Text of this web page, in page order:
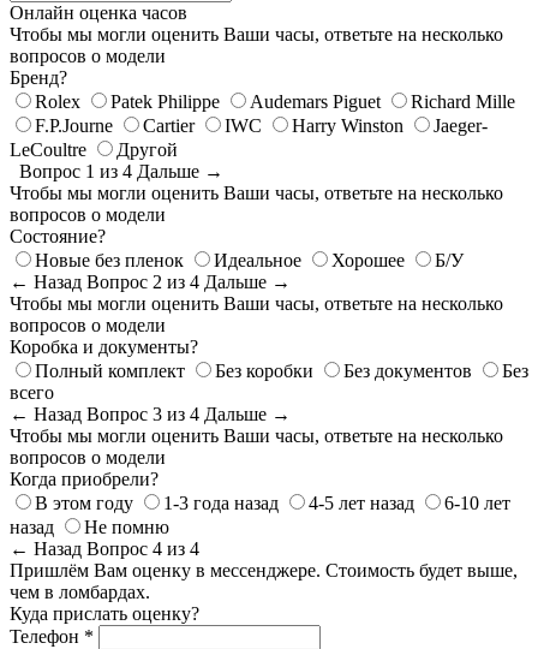
Онлайн оценка часов
Чтобы мы могли оценить Ваши часы, ответьте на несколько
вопросов о модели
Бренд?
Rolex
Patek Philippe Audemars Piguet
Richard Mille
F.P.Journe
Cartier IWC Harry Winston
Jaeger-
LeCoultre
Другой
Вопрос 1 из 4 Дальше →
Чтобы мы могли оценить Ваши часы, ответьте на несколько
вопросов о модели
Состояние?
Новые без пленок
Идеальное Хорошее
Б/У
← Назад Вопрос 2 из 4 Дальше →
Чтобы мы могли оценить Ваши часы, ответьте на несколько
вопросов о модели
Коробка и документы?
Полный комплект
Без коробки Без документов
Без
всего
← Назад Вопрос 3 из 4 Дальше →
Чтобы мы могли оценить Ваши часы, ответьте на несколько
вопросов о модели
Когда приобрели?
В этом году
1-3 года назад 4-5 лет назад
6-10 лет
назад
Не помню
← Назад Вопрос 4 из 4
Пришлём Вам оценку в мессенджере. Стоимость будет выше,
чем в ломбардах.
Куда прислать оценку?
Телефон *